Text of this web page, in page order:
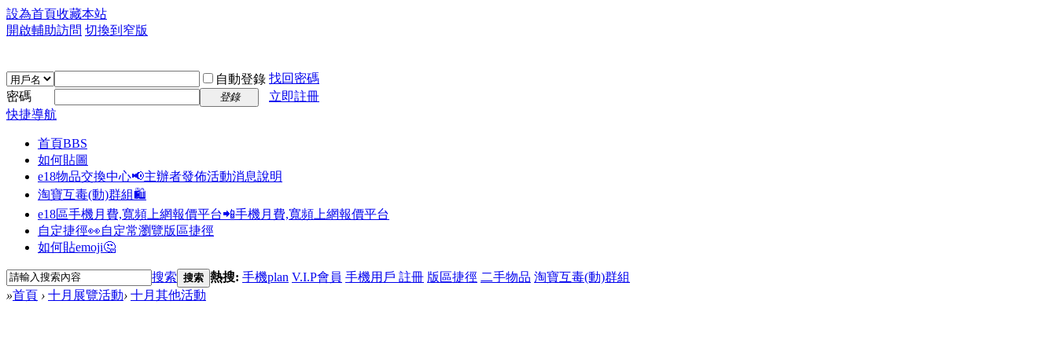
設為首頁收藏本站
開啟輔助訪問 切換到窄版
自動登錄 找回密碼
密碼
登錄
立即註冊
快捷導航
首頁BBS
如何貼圖
e18物品交換中心📢主辦者發佈活動消息說明
淘寶互毒(動)群組🛍️
e18區手機月費,寬頻上網報價平台📲手機月費,寬頻上網報價平台
自定捷徑👀自定常瀏覽版區捷徑
如何貼emoji🤔
搜索 搜索 熱搜: 手機plan V.I.P會員 手機用戶 註冊 版區捷徑 二手物品 淘寶互毒(動)群組
»首頁 › 十月展覽活動› 十月其他活動